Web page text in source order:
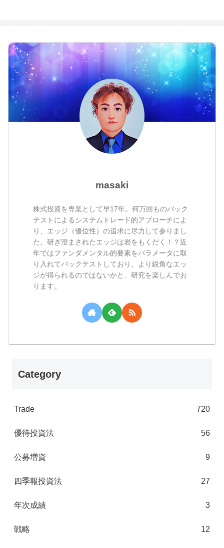
masaki
株式投資を専業として早17年。何万回ものバック
テストによるシステムトレード的アプローチによ
り、エッジ（優位性）の追求に尽力して参りまし
た。研ぎ澄まされたエッジは岩をもくだく！？近
年ではファンダメンタル的要素をパラメータに取
り入れてバックテストしており、より鋭角なエッ
ジが得られるのではないかと、研究を楽しんでお
ります。
Category
Trade 720
優待投資法 56
公募増資 9
四季報投資法 27
年次成績 3
戦略 12